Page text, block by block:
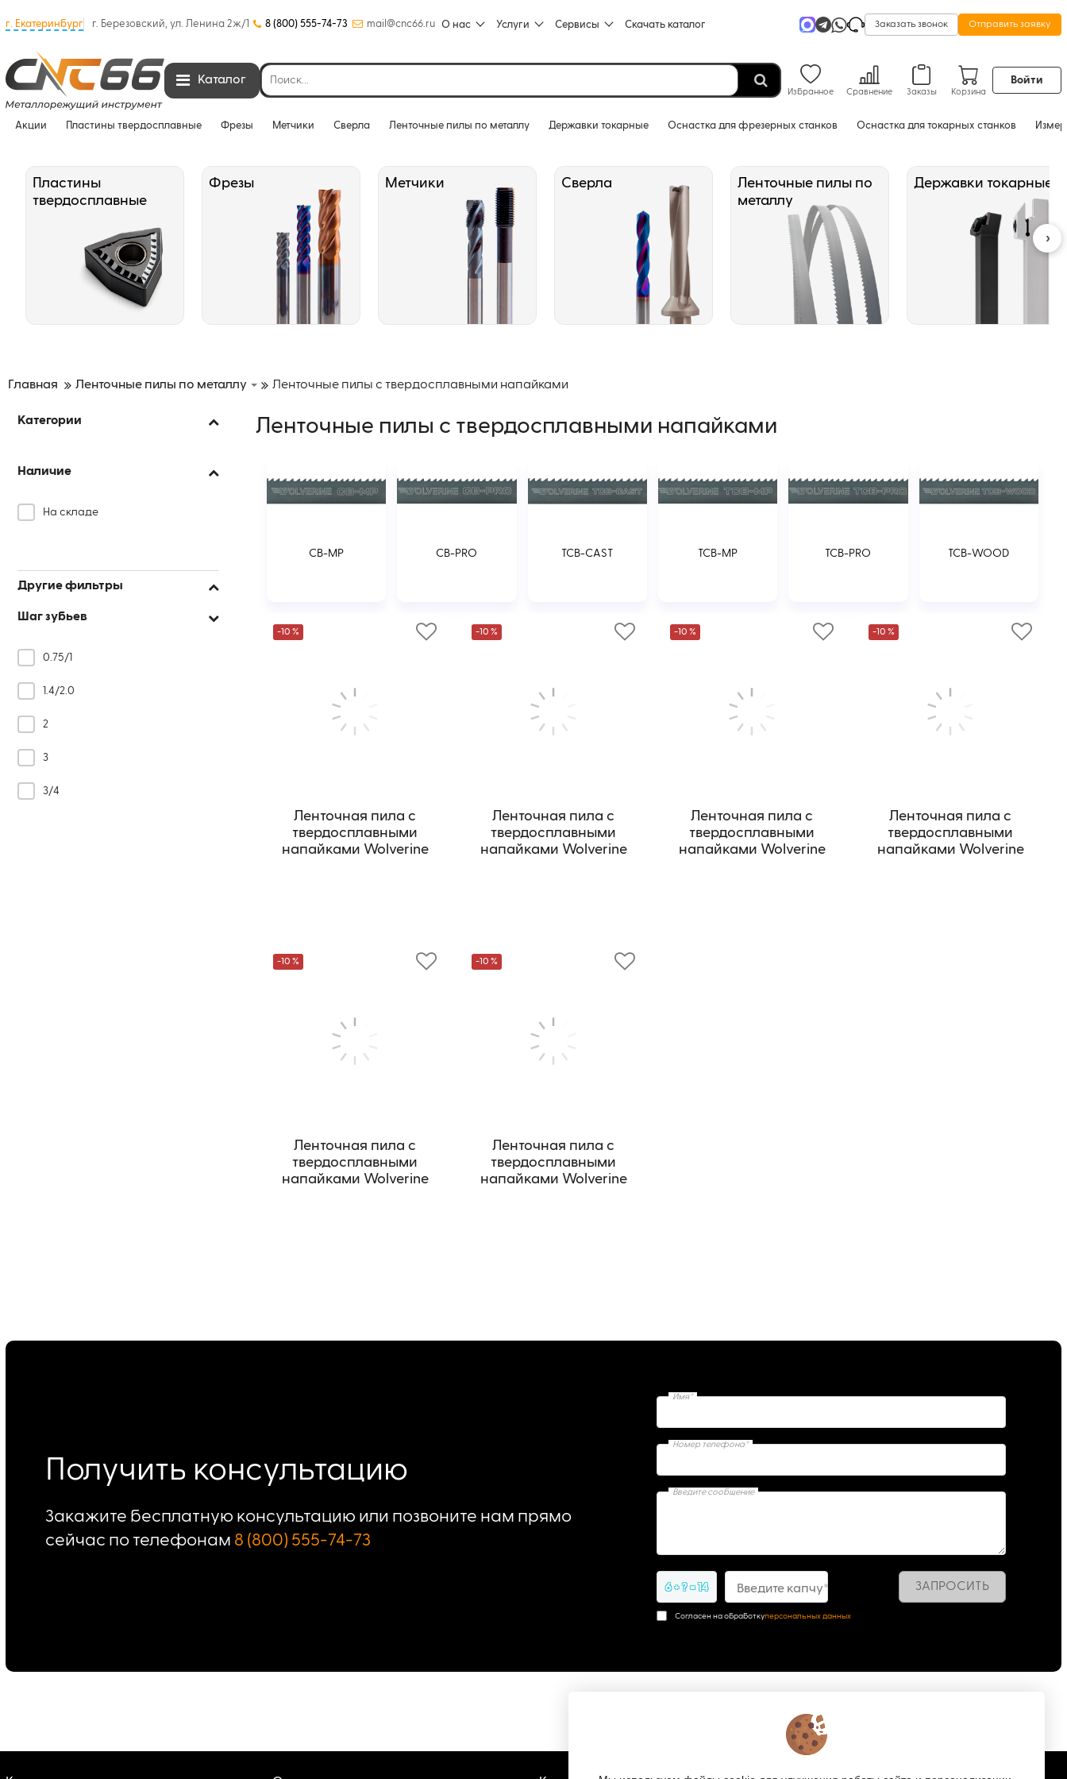
г. Екатеринбург г. Березовский, ул. Ленина 2ж/1 8 (800) 555-74-73 mail@cnc66.ru О нас Услуги Сервисы Скачать каталог Заказать звонок Отправить заявку
Каталог
Избранное Сравнение Заказы Корзина
Войти
Акции Пластины твердосплавные Фрезы Метчики Сверла Ленточные пилы по металлу Державки токарные Оснастка для фрезерных станков Оснастка для токарных станков
Пластины
твердосплавные
Фрезы Метчики Сверла
Ленточные пилы по
металлу
Державки токарные
Главная Ленточные пилы по металлу Ленточные пилы с твердосплавными напайками
Категории
Наличие
На складе
Другие фильтры
Шаг зубьев
0.75/1
1.4/2.0
2
3
3/4
Ленточные пилы с твердосплавными напайками
CB-MP CB-PRO TCB-CAST TCB-MP TCB-PRO TCB-WOOD
-10 %
Ленточная пила с
твердосплавными
напайками Wolverine
-10 %
Ленточная пила с
твердосплавными
напайками Wolverine
-10 %
Ленточная пила с
твердосплавными
напайками Wolverine
-10 %
Ленточная пила с
твердосплавными
напайками Wolverine
-10 %
Ленточная пила с
твердосплавными
напайками Wolverine
-10 %
Ленточная пила с
твердосплавными
напайками Wolverine
Получить консультацию
Закажите бесплатную консультацию или позвоните нам прямо
сейчас по телефонам 8 (800) 555-74-73
Имя*
Номер телефона*
Введите сообщение
6 + ? = 14 Введите капчу* ЗАПРОСИТЬ
Согласен на обработкуперсональных данных